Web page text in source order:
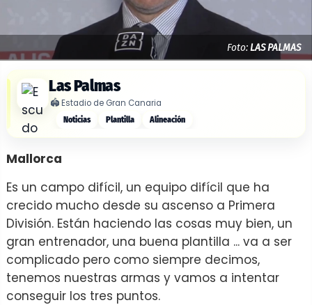
Foto:LAS PALMAS
Las Palmas
🏟️Estadio de Gran Canaria
Noticias Plantilla Alineación
Mallorca
Es un campo difícil, un equipo difícil que ha
crecido mucho desde su ascenso a Primera
División. Están haciendo las cosas muy bien, un
gran entrenador, una buena plantilla ... va a ser
complicado pero como siempre decimos,
tenemos nuestras armas y vamos a intentar
conseguir los tres puntos.